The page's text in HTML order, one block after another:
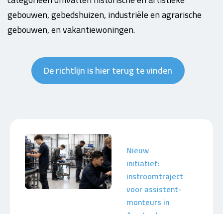
gebouwen, gebedshuizen, industriële en agrarische
gebouwen, en vakantiewoningen.
De richtlijn is hier terug te vinden
Nieuw
initiatief:
instroomtraject
voor assistent-
monteurs in